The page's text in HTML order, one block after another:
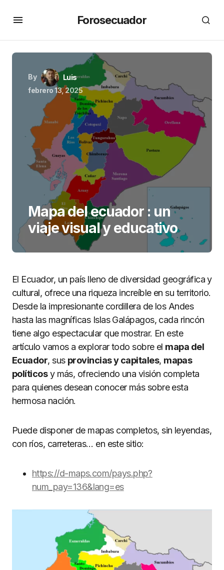
Forosecuador
By
Luis
febrero 13, 2025
Mapa del ecuador : un
viaje visual y educativo
El Ecuador, un país lleno de diversidad geográfica y
cultural, ofrece una riqueza increíble en su territorio.
Desde la impresionante cordillera de los Andes
hasta las magníficas Islas Galápagos, cada rincón
tiene algo espectacular que mostrar. En este
artículo vamos a explorar todo sobre el mapa del
Ecuador, sus provincias y capitales, mapas
políticosy más, ofreciendo una visión completa
para quienes desean conocer más sobre esta
hermosa nación.
Puede disponer de mapas completos, sin leyendas,
con ríos, carreteras… en este sitio:
https://d-maps.com/pays.php?
num_pay=136&lang=es